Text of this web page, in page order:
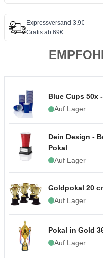
Expressversand 3,9€
Gratis ab 69€
Auf Lager
Dein Design -
Pokal
Auf Lager
Goldpokal 20
Auf Lager
Pokal in Gold
Auf Lager